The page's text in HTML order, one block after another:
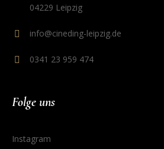
04229 Leipzig
info@cineding-leipzig.de
0341 23 959 474
Folge uns
Instagram